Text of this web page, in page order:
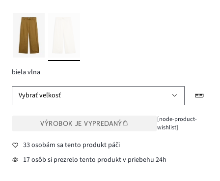
biela vlna
Vybrať veľkosť
VÝROBOK JE VYPREDANÝ
[node-product-
wishlist]
33 osobám sa tento produkt páči
17 osôb si prezrelo tento produkt v priebehu 24h